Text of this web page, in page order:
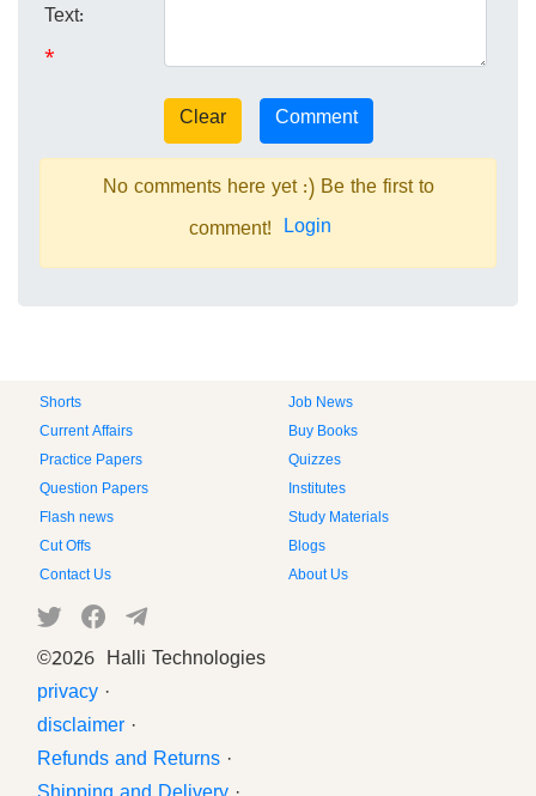
Text:
*
No comments here yet :) Be the first to
comment! Login
Shorts
Job News
Current Affairs
Buy Books
Practice Papers
Quizzes
Question Papers
Institutes
Flash news
Study Materials
Cut Offs
Blogs
Contact Us
About Us
©2026 Halli Technologies
privacy ·
disclaimer ·
Refunds and Returns ·